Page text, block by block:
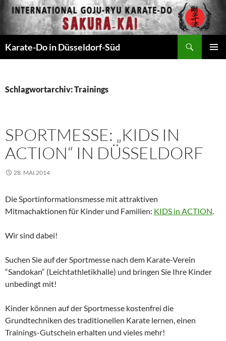
Zum
Inhalt
springen
Karate-Do in Düsseldorf-Süd
Schlagwortarchiv: Trainings
SPORTMESSE: „KIDS IN
ACTION“ IN DÜSSELDORF
28. MAI 2014
Die Sportinformationsmesse mit attraktiven
Mitmachaktionen für Kinder und Familien: KIDS in ACTION
Wir sind dabei!
Suchen Sie auf der Sportmesse nach dem Karate-Verein
“Sandokan“ (Leichtathletikhalle) und bringen Sie Ihre Kinder
unbedingt mit!
Kinder können auf der Sportmesse kostenfrei die
Grundtechniken des traditionellen Karate lernen, einen
Trainings-Gutschein erhalten und vieles mehr!